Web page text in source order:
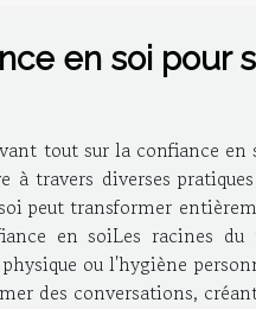
en soi pour
tout sur la confiance en
travers diverses
peut transformer
en soiLes racines du
ou l'hygiène
des conversations,